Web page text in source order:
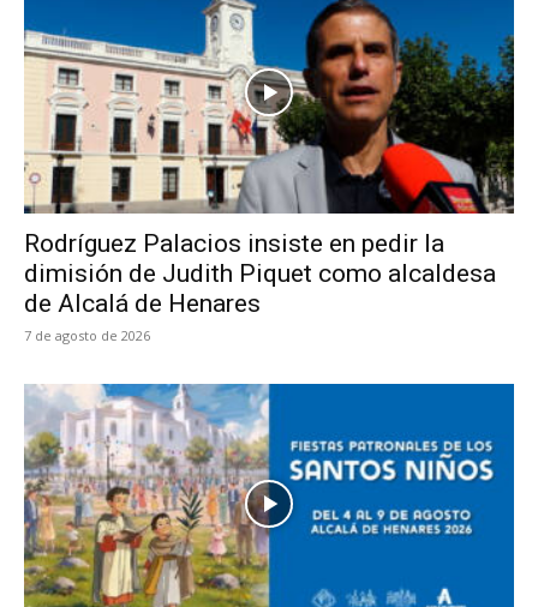
Rodríguez Palacios insiste en pedir la
dimisión de Judith Piquet como alcaldesa
de Alcalá de Henares
7 de agosto de 2026